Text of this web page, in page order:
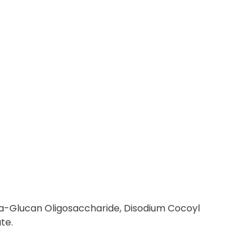
Glucan Oligosaccharide, Disodium Cocoyl